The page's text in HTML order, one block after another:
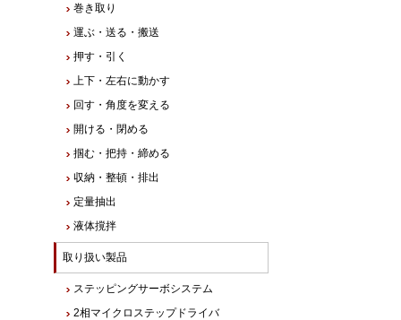
巻き取り
運ぶ・送る・搬送
押す・引く
上下・左右に動かす
回す・角度を変える
開ける・閉める
掴む・把持・締める
収納・整頓・排出
定量抽出
液体撹拌
取り扱い製品
ステッピングサーボシステム
2相マイクロステップドライバ